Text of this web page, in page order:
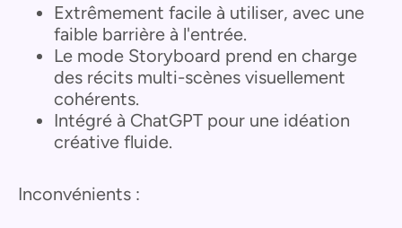
Extrêmement facile à utiliser, avec une
faible barrière à l'entrée.
Le mode Storyboard prend en charge
des récits multi-scènes visuellement
cohérents.
Intégré à ChatGPT pour une idéation
créative fluide.
Inconvénients :